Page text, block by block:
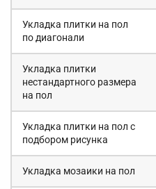
Укладка плитки на пол
по диагонали
Укладка плитки
нестандартного размера
на пол
Укладка плитки на пол с
подбором рисунка
Укладка мозаики на пол